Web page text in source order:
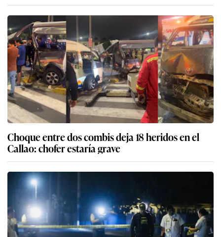
Choque entre dos combis deja 18 heridos en el
Callao: chofer estaría grave